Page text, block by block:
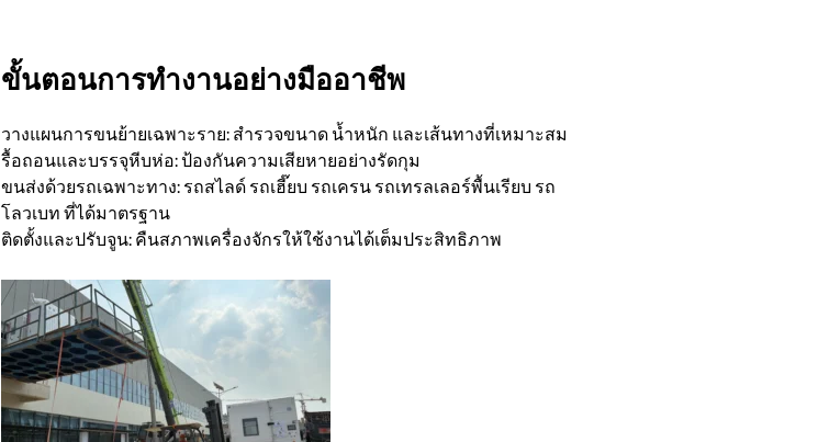
ขั้นตอนการทำงานอย่างมืออาชีพ
วางแผนการขนย้ายเฉพาะราย: สำรวจขนาด น้ำหนัก และเส้นทางที่เหมาะสม
รื้อถอนและบรรจุหีบห่อ: ป้องกันความเสียหายอย่างรัดกุม
ขนส่งด้วยรถเฉพาะทาง: รถสไลด์ รถเฮี๊ยบ รถเครน รถเทรลเลอร์พื้นเรียบ รถ
โลวเบท ที่ได้มาตรฐาน
ติดตั้งและปรับจูน: คืนสภาพเครื่องจักรให้ใช้งานได้เต็มประสิทธิภาพ